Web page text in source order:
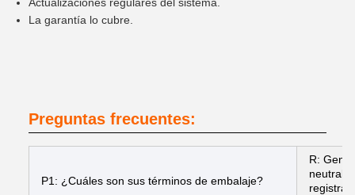
La garantía lo cubre.
Preguntas frecuentes:
P1: ¿Cuáles son sus términos de embalaje?
R: